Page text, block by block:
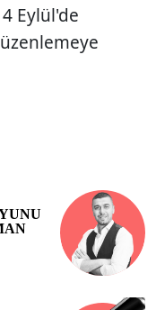
Eylül'de